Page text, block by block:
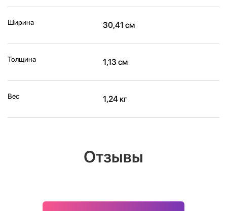
Ширина 30,41 см
Толщина 1,13 см
Вес 1,24 кг
Отзывы